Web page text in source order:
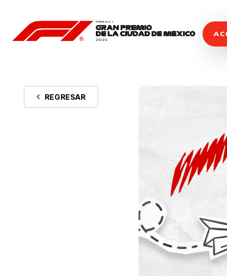
REGRESAR